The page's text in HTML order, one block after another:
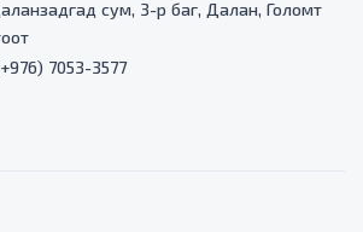
сум, 3-р баг, Далан, Голомт
7053-3577